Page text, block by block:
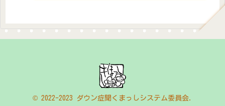
© 2022-2023 ダウン症聞くまっしシステム委員会.